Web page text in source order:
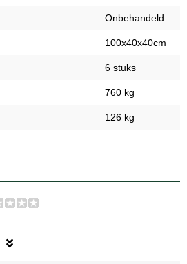
Onbehandeld
100x40x40cm
6 stuks
760 kg
126 kg